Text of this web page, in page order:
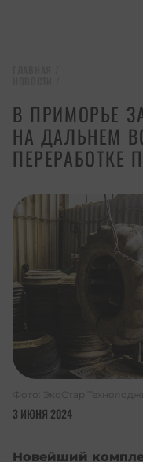
В ПРИМОРЬЕ
НА ДАЛЬНЕМ
ПЕРЕРАБОТКЕ
3 ИЮНЯ 2024
Фото: ЭкоСтар
Новейший